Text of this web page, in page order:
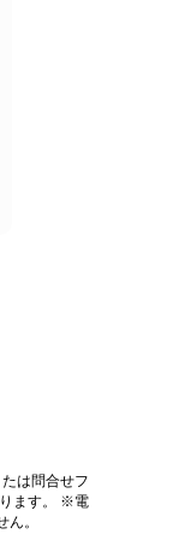
と、
ま
は問合せフ
ます。 ※電
。